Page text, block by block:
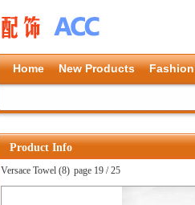
Home New Products Fashion
Product Info
Versace Towel (8) page 19 / 25